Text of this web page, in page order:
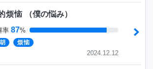
烦恼 （僕の悩み）
率 87%
烦恼
2024.12.12